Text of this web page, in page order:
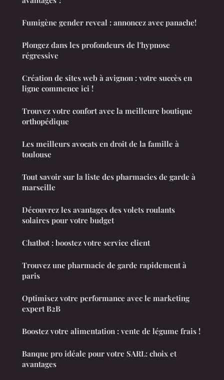
Fumigène gender reveal : annoncez avec panache!
Plongez dans les profondeurs de l'hypnose
régressive
Création de sites web à avignon : votre succès en
ligne commence ici !
Trouvez votre confort avec la meilleure boutique
orthopédique
Les meilleurs avocats en droit de la famille à
toulouse
Tout savoir sur la liste des pharmacies de garde à
marseille
Découvrez les avantages des volets roulants
solaires pour votre budget
Chatbot : boostez votre service client
Trouvez une pharmacie de garde rapidement à
paris
Optimisez votre performance avec le marketing
expert B2B
Boostez votre alimentation : vente de légume frais !
Banque pro idéale pour votre SARL: choix et
avantages